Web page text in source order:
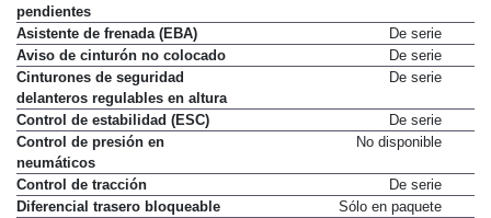
pendientes
Asistente de frenada (EBA)
De serie
Aviso de cinturón no colocado
De serie
Cinturones de seguridad
delanteros regulables en altura
De serie
Control de estabilidad (ESC)
De serie
Control de presión en
neumáticos
No disponible
Control de tracción
De serie
Diferencial trasero bloqueable
Sólo en paquete